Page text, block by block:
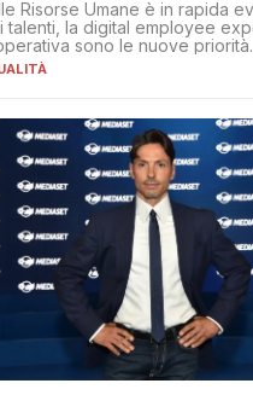
Risorse Umane è in rapida
talenti, la digital employee
sono le nuove
parte, è sempre più